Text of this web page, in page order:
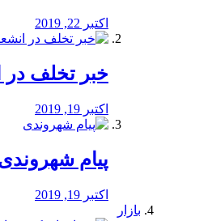
اکتبر 22, 2019
خبر تخلف در
اکتبر 19, 2019
پیام
اکتبر 19, 2019
بازار